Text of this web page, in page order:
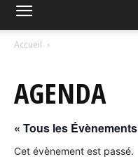
Laconnex
Accueil
AGENDA
« Tous les Évènements
Cet évènement est passé.